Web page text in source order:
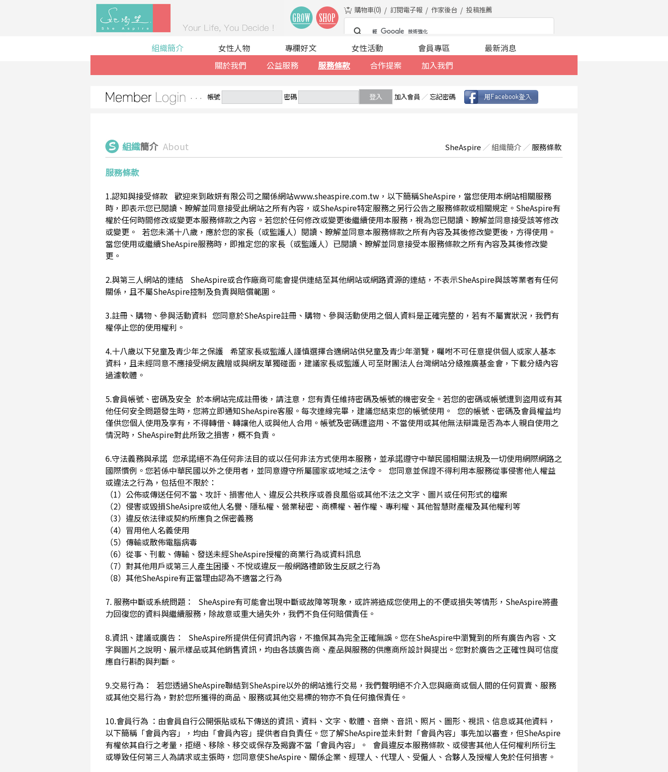
購物車(0) 訂閱電子報 作家後台 投稿推薦
組織簡介
關於我們
公益服務 服務條款 合作提案 加入我們
女性人物 專欄好文 女性活動 會員專區 最新消息
帳號 密碼 登入 加入會員 ／ 忘記密碼
組織簡介 About SheAspire ／組織簡介 ／ 服務條款
服務條款
1.認知與接受條款 歡迎來到啟妍有限公司之關係網站www.sheaspire.com.tw，以下簡稱SheAspire，當您使用本網站相關服務
時，即表示您已閱讀、瞭解並同意接受此網站之所有內容，或SheAspire特定服務之另行公告之服務條款或相關規定。SheAspire有
權於任何時間修改或變更本服務條款之內容。若您於任何修改或變更後繼續使用本服務，視為您已閱讀、瞭解並同意接受該等修改
或變更。 若您未滿十八歲，應於您的家長（或監護人）閱讀、瞭解並同意本服務條款之所有內容及其後修改變更後，方得使用。
當您使用或繼續SheAspire服務時，即推定您的家長（或監護人）已閱讀、瞭解並同意接受本服務條款之所有內容及其後修改變
更。
2.與第三人網站的連結 SheAspire或合作廠商可能會提供連結至其他網站或網路資源的連結，不表示SheAspire與該等業者有任何
關係，且不屬SheAspire控制及負責與賠償範圍。
3.註冊、購物、參與活動資料 您同意於SheAspire註冊、購物、參與活動使用之個人資料是正確完整的，若有不屬實狀況，我們有
權停止您的使用權利。
4.十八歲以下兒童及青少年之保護 希望家長或監護人謹慎選擇合適網站供兒童及青少年瀏覽，囑咐不可任意提供個人或家人基本
資料，且未經同意不應接受網友餽贈或與網友單獨碰面，建議家長或監護人可至財團法人台灣網站分級推廣基金會，下載分級內容
過濾軟體。
5.會員帳號、密碼及安全 於本網站完成註冊後，請注意，您有責任維持密碼及帳號的機密安全。若您的密碼或帳號遭到盜用或有其
他任何安全問題發生時，您將立即通知SheAspire客服。每次連線完畢，建議您結束您的帳號使用。 您的帳號、密碼及會員權益均
僅供您個人使用及享有，不得轉借、轉讓他人或與他人合用。帳號及密碼遭盜用、不當使用或其他無法辯識是否為本人親自使用之
情況時，SheAspire對此所致之損害，概不負責。
6.守法義務與承諾 您承諾絕不為任何非法目的或以任何非法方式使用本服務，並承諾遵守中華民國相關法規及一切使用網際網路之
國際慣例。您若係中華民國以外之使用者，並同意遵守所屬國家或地域之法令。 您同意並保證不得利用本服務從事侵害他人權益
或違法之行為，包括但不限於：
（1）公佈或傳送任何不當、攻訐、損害他人、違反公共秩序或善良風俗或其他不法之文字、圖片或任何形式的檔案
（2）侵害或毀損SheAsipre或他人名譽、隱私權、營業秘密、商標權、著作權、專利權、其他智慧財產權及其他權利等
（3）違反依法律或契約所應負之保密義務
（4）冒用他人名義使用
（5）傳輸或散佈電腦病毒
（6）從事、刊載、傳輸、發送未經SheAspire授權的商業行為或資料訊息
（7）對其他用戶或第三人產生困擾、不悅或違反一般網路禮節致生反感之行為
（8）其他SheAspire有正當理由認為不適當之行為
7. 服務中斷或系統問題： SheAspire有可能會出現中斷或故障等現象，或許將造成您使用上的不便或損失等情形，SheAspire將盡
力回復您的資料與繼續服務，除故意或重大過失外，我們不負任何賠償責任。
8.資訊、建議或廣告： SheAspire所提供任何資訊內容，不擔保其為完全正確無誤。您在SheAspire中瀏覽到的所有廣告內容、文
字與圖片之說明、展示樣品或其他銷售資訊，均由各該廣告商、產品與服務的供應商所設計與提出。您對於廣告之正確性與可信度
應自行斟酌與判斷。
9.交易行為： 若您透過SheAspire聯結到SheAspire以外的網站進行交易，我們聲明絕不介入您與廠商或個人間的任何買賣、服務
或其他交易行為，對於您所獲得的商品、服務或其他交易標的物亦不負任何擔保責任。
10.會員行為 ：由會員自行公開張貼或私下傳送的資訊、資料、文字、軟體、音樂、音訊、照片、圖形、視訊、信息或其他資料，
以下簡稱「會員內容」，均由「會員內容」提供者自負責任。您了解SheAspire並未針對「會員內容」事先加以審查，但SheAspire
有權依其自行之考量，拒絕、移除、移交或保存及揭露不當「會員內容」。 會員違反本服務條款、或侵害其他人任何權利所衍生
或導致任何第三人為請求或主張時，您同意使SheAspire、關係企業、經理人、代理人、受僱人、合夥人及授權人免於任何損害。